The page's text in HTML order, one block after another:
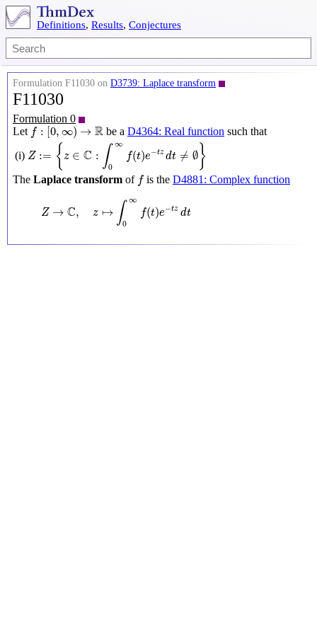
Definitions, Results, Conjectures
Formulation F11030 on D3739: Laplace transform
F11030
Formulation 0
Let f : [0, ∞) → R
f:[0,∞)→R be aD4364: Real function such that
(i) Z := { z ∈ C : ∫ ∞
0
f(t)e−tz dt ≠ ∅}
Z:= { 0∞f(
The Laplace transform of fis the D4881: Complex function
Z → C, z ↦ ∫ ∞
0
f(t)e−tz dt
∞f(t)